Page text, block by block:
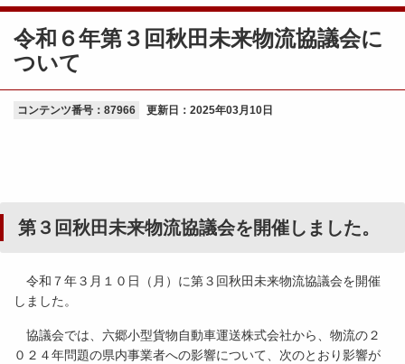
令和６年第３回秋田未来物流協議会に
ついて
コンテンツ番号：87966 更新日： 2025年03月10日
第３回秋田未来物流協議会を開催しました。
令和７年３月１０日（月）に第３回秋田未来物流協議会を開催
しました。
協議会では、六郷小型貨物自動車運送株式会社から、物流の２
０２４年問題の県内事業者への影響について、次のとおり影響が